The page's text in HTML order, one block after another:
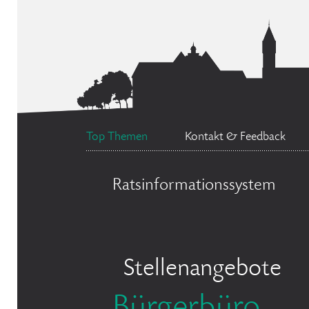
Top Themen Kontakt & Feedback
Ratsinformationssystem
Stellenangebote